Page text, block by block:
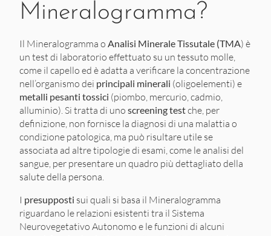
Mineralogramma?
Il Mineralogramma o Analisi Minerale Tissutale (TMA) è
un test di laboratorio effettuato su un tessuto molle,
come il capello ed è adatta a verificare la concentrazione
nell’organismo dei principali minerali (oligoelementi) e
metalli pesanti tossici (piombo, mercurio, cadmio,
alluminio). Si tratta di uno screening testche, per
definizione, non fornisce la diagnosi di una malattia o
condizione patologica, ma può risultare utile se
associata ad altre tipologie di esami, come le analisi del
sangue, per presentare un quadro più dettagliato della
salute della persona.
I presupposti sui quali si basa il Mineralogramma
riguardano le relazioni esistenti tra il Sistema
Neurovegetativo Autonomo e le funzioni di alcuni